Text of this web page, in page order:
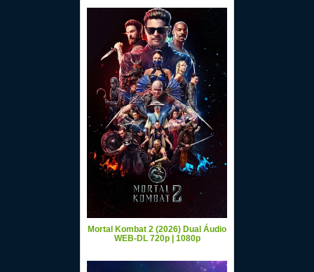
Mortal Kombat 2 (2026) Dual Áudio
WEB-DL 720p | 1080p